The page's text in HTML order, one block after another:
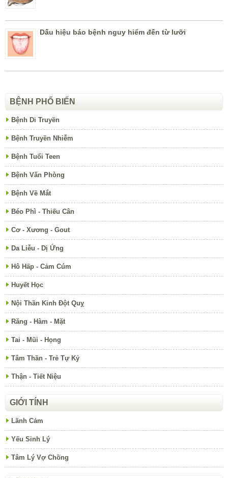
Dấu hiệu báo bệnh nguy hiểm đến từ lưỡi
BỆNH PHỔ BIẾN
Bệnh Di Truyền
Bệnh Truyền Nhiễm
Bệnh Tuổi Teen
Bệnh Văn Phòng
Bệnh Về Mắt
Béo Phì - Thiếu Cân
Cơ - Xương - Gout
Da Liễu - Dị Ứng
Hô Hấp - Cảm Cúm
Huyết Học
Nội Thần Kinh Đột Quỵ
Răng - Hàm - Mặt
Tai - Mũi - Họng
Tâm Thần - Trẻ Tự Kỷ
Thận - Tiết Niệu
GIỚI TÍNH
Lãnh Cảm
Yếu Sinh Lý
Tâm Lý Vợ Chồng